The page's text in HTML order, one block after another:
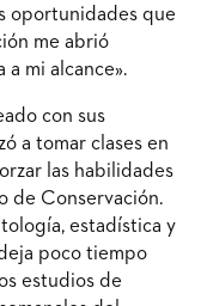
oportunidades que
me abrió
mi alcance».
con sus
a tomar clases en
las habilidades
de Conservación.
estadística y
poco tiempo
estudios de